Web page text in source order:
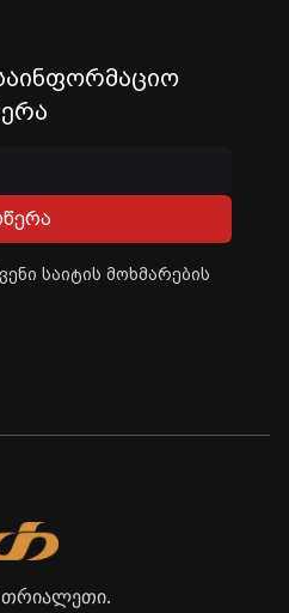
საიტის მოხმარების
თრიალეთი.